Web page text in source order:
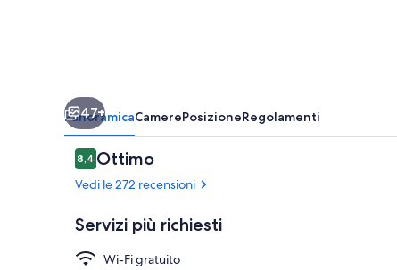
47+
PanoramicaCamerePosizioneRegolamenti
Recensioni
8,48,4 su 10
Ottimo
Vedi le 272 recensioni
Servizi più richiesti
Wi-Fi gratuito